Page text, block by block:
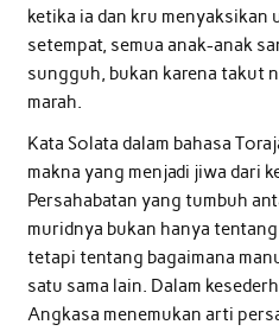
ketika ia dan kru menyaksikan
setempat, semua anak-anak
sungguh, bukan karena takut
marah.
Kata Solata dalam bahasa
makna yang menjadi jiwa dari
Persahabatan yang tumbuh
muridnya bukan hanya
tetapi tentang bagaimana
satu sama lain. Dalam
Angkasa menemukan arti